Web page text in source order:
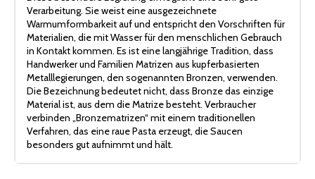
Verarbeitung. Sie weist eine ausgezeichnete
Warmumformbarkeit auf und entspricht den Vorschriften für
Materialien, die mit Wasser für den menschlichen Gebrauch
in Kontakt kommen. Es ist eine langjährige Tradition, dass
Handwerker und Familien Matrizen aus kupferbasierten
Metalllegierungen, den sogenannten Bronzen, verwenden.
Die Bezeichnung bedeutet nicht, dass Bronze das einzige
Material ist, aus dem die Matrize besteht. Verbraucher
verbinden „Bronzematrizen“ mit einem traditionellen
Verfahren, das eine raue Pasta erzeugt, die Saucen
besonders gut aufnimmt und hält.